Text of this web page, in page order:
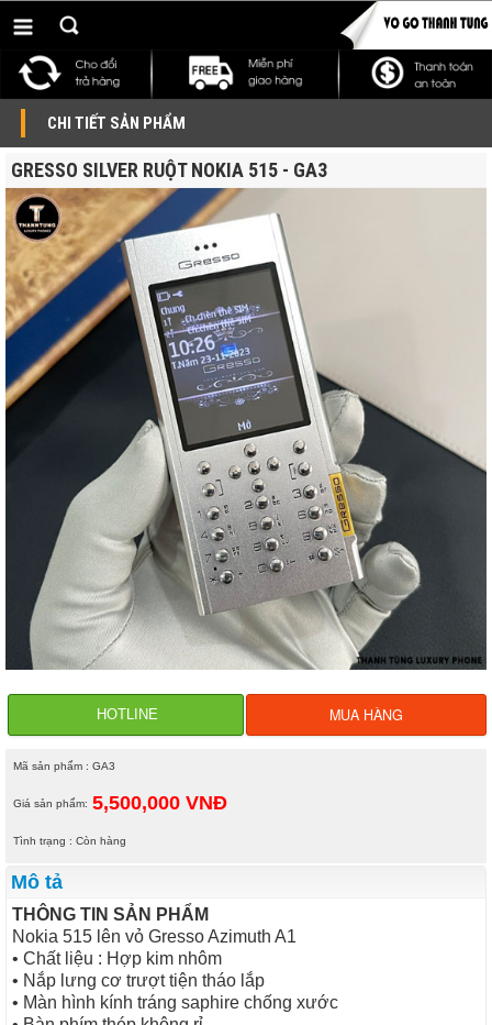
CHI TIẾT SẢN PHẨM
GRESSO SILVER RUỘT NOKIA 515 - GA3
HOTLINE MUA HÀNG
Mã sản phẩm : GA3
Giá sản phẩm: 5,500,000 VNĐ
Tình trạng : Còn hàng
Mô tả
THÔNG TIN SẢN PHẨM
Nokia 515 lên vỏ Gresso Azimuth A1
• Chất liệu : Hợp kim nhôm
• Nắp lưng cơ trượt tiện tháo lắp
• Màn hình kính tráng saphire chống xước